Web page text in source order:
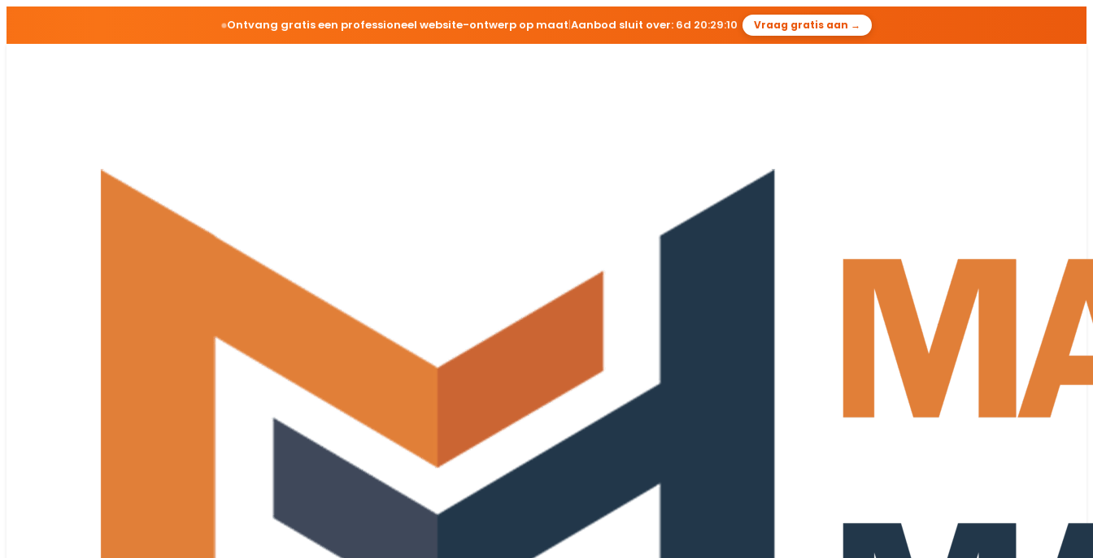
Ontvang gratis een professioneel website-ontwerp op maat|Aanbod sluit over: 6d 20:29:09 Vraag gratis aan →